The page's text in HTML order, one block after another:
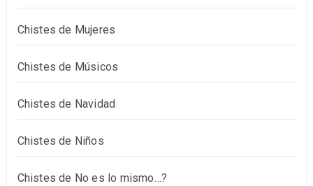
Chistes de Mujeres
Chistes de Músicos
Chistes de Navidad
Chistes de Niños
Chistes de No es lo mismo…?